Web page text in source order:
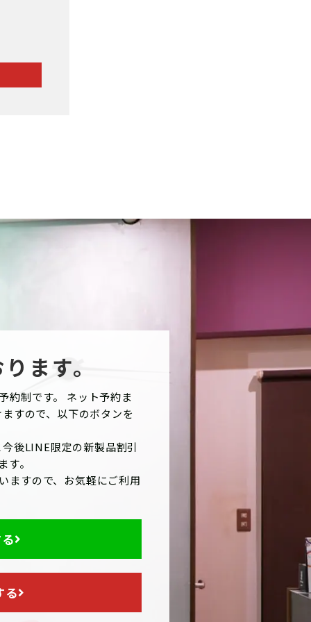
ます。
約制です。 ネット予約ま
すので、以下のボタンを
後LINE限定の新製品割引
。
ますので、お気軽にご利用
る